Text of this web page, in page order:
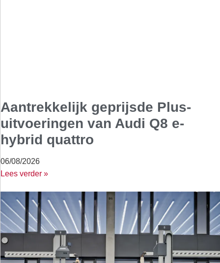
Aantrekkelijk geprijsde Plus-
uitvoeringen van Audi Q8 e-
hybrid quattro
06/08/2026
Lees verder »